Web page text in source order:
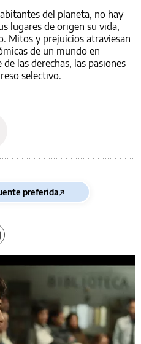
del planeta, no hay
lugares de origen su vida,
Mitos y prejuicios atraviesan
de un mundo en
las derechas, las pasiones
selectivo.
preferida